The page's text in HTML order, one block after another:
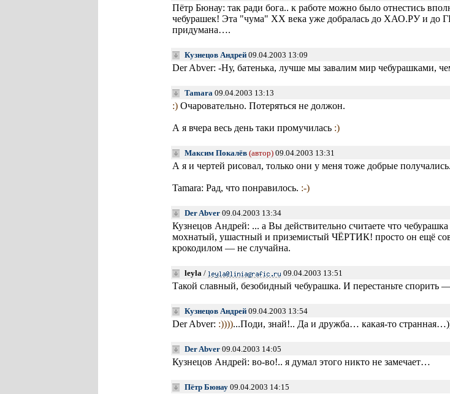
Пётр Бюнау: так ради бога.. к работе можно было отнестись
чебурашек! Эта "чума" ХХ века уже добралась до ХАО.РУ и
придумана….
Кузнецов Андрей09.04.2003 13:09
Der Abver: -Ну, батенька, лучше мы завалим мир чебурашками,
Tamara09.04.2003 13:13
:)Очаровательно. Потеряться не должон.
А я вчера весь день таки промучилась :)
Максим Покалёв (автор)09.04.2003 13:31
А я и чертей рисовал, только они у меня тоже добрые получались.
Tamara: Рад, что понравилось. :-)
Der Abver09.04.2003 13:34
Кузнецов Андрей: ... а Вы действительно считаете что
мохнатый, ушастный и приземистый ЧЁРТИК! просто он ещё
крокодилом — не случайна.
leyla/ 09.04.2003 13:51
Такой славный, безобидный чебурашка. И перестаньте спорить
Кузнецов Андрей09.04.2003 13:54
Der Abver: :))))...Поди, знай!.. Да и дружба… какая-то
Der Abver09.04.2003 14:05
Кузнецов Андрей: во-во!.. я думал этого никто не замечает…
Пётр Бюнау09.04.2003 14:15